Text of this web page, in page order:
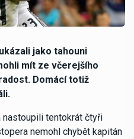
jako tahouni
mít ze včerejšího
Domácí totiž
nastoupili tentokrát čtyři
nemohl chybět kapitán